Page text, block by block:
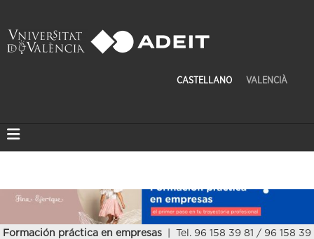
CASTELLANO VALENCIÀ
Formación práctica en empresas
| Tel. 96 158 39 81 / 96 158 39